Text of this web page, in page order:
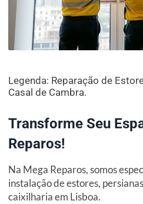
Legenda: Reparação de
Casal de Cambra.
Transforme Seu
Reparos!
Na Mega Reparos, somos
instalação de estores,
caixilharia em Lisboa.